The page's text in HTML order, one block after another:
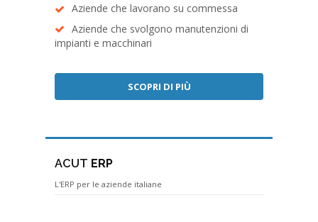
Aziende che lavorano su commessa
Aziende che svolgono manutenzioni di
impianti e macchinari
SCOPRI DI PIÙ
ACUT ERP
L'ERP per le aziende italiane